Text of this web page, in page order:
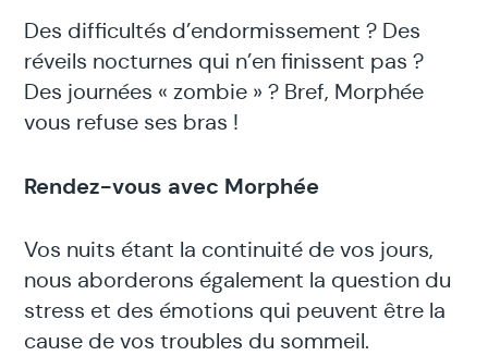
Des difficultés d’endormissement ? Des
réveils nocturnes qui n’en finissent pas ?
Des journées « zombie » ? Bref, Morphée
vous refuse ses bras !
Rendez-vous avec Morphée
Vos nuits étant la continuité de vos jours,
nous aborderons également la question du
stress et des émotions qui peuvent être la
cause de vos troubles du sommeil.